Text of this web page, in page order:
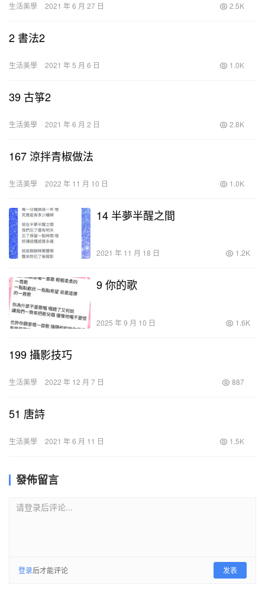
生活美學 2021 年 6 月 27 日 2.5K
2 書法2
生活美學 2021 年 5 月 6 日 1.0K
39 古箏2
生活美學 2021 年 6 月 2 日 2.8K
167 涼拌青椒做法
生活美學 2022 年 11 月 10 日 1.0K
14 半夢半醒之間
2021 年 11 月 18 日 1.2K
9 你的歌
2025 年 9 月 10 日 1.6K
199 攝影技巧
生活美學 2022 年 12 月 7 日 887
51 唐詩
生活美學 2021 年 6 月 11 日 1.5K
發佈留言
请登录后评论...
登录后才能评论 发表